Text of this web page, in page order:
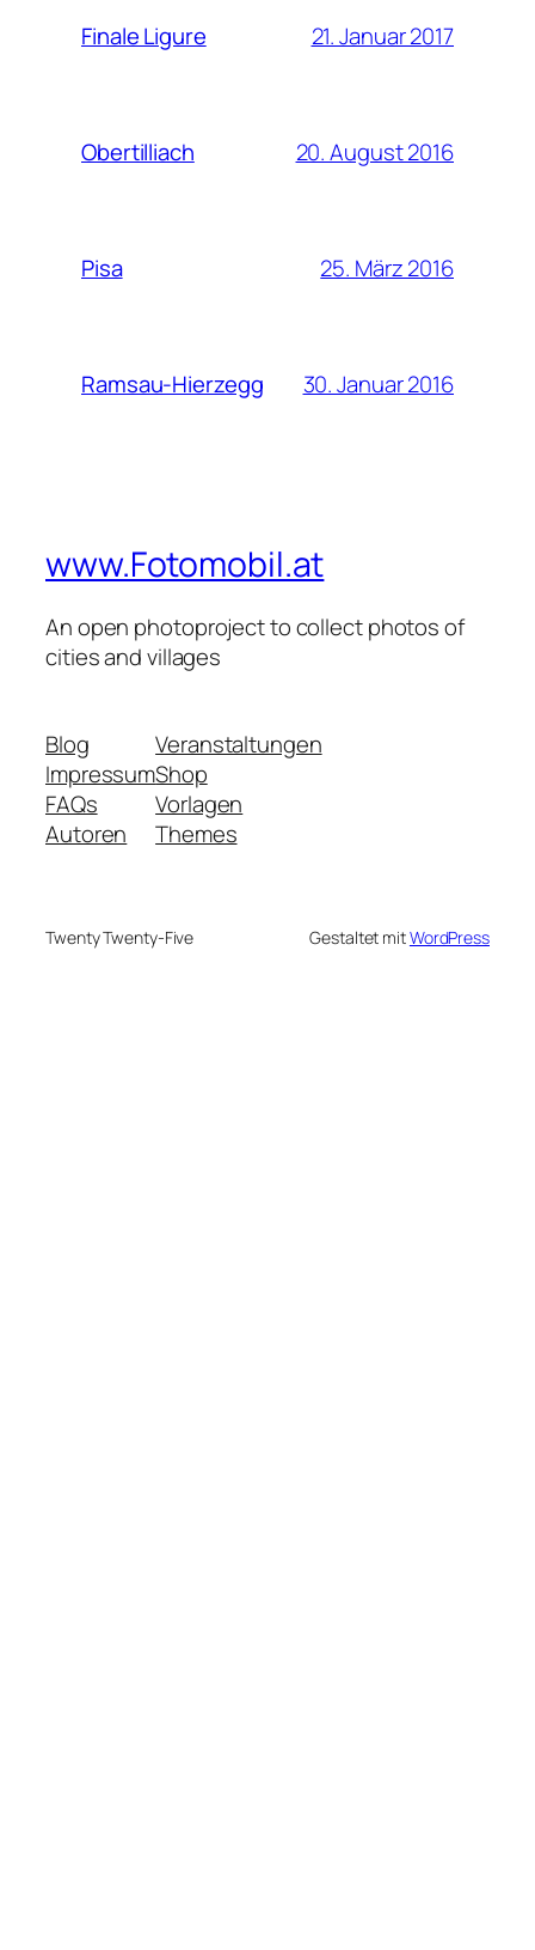
Finale Ligure 21. Januar 2017
Obertilliach 20. August 2016
Pisa 25. März 2016
Ramsau-Hierzegg 30. Januar 2016
www.Fotomobil.at
An open photoproject to collect photos of
cities and villages
Blog
Impressum
FAQs
Autoren
Veranstaltungen
Shop
Vorlagen
Themes
Twenty Twenty-Five Gestaltet mitWordPress